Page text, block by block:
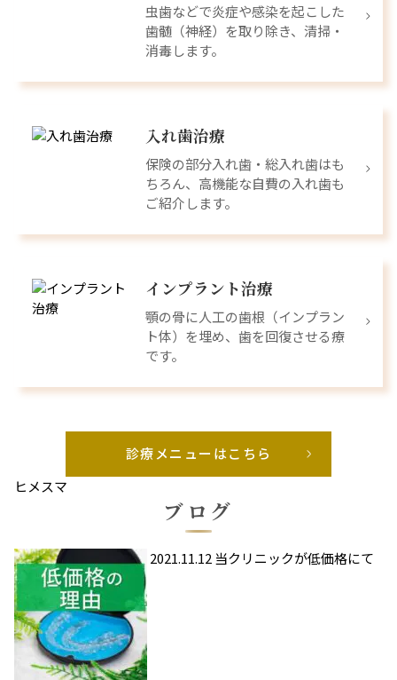
虫歯などで炎症や感染を起こした
歯髄（神経）を取り除き、清掃・
消毒します。
入れ歯治療
保険の部分入れ歯・総入れ歯はも
ちろん、高機能な自費の入れ歯も
ご紹介します。
インプラント治療
顎の骨に人工の歯根（インプラン
ト体）を埋め、歯を回復させる療
です。
診療メニューはこちら
ヒメスマ
ブログ
2021.11.12 当クリニックが低価格にて